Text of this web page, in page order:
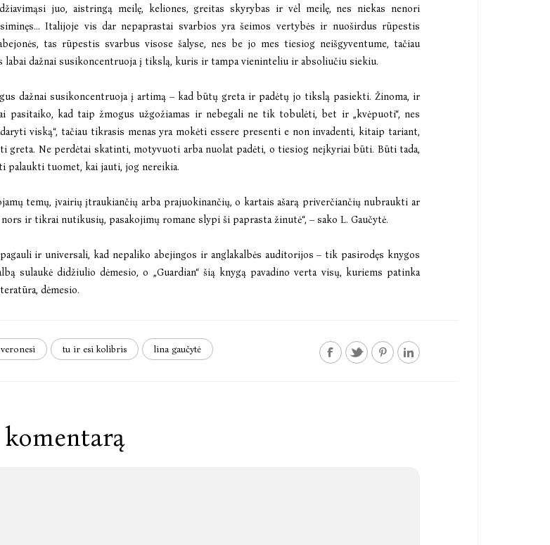
juo, aistringą meilę, keliones, greitas skyrybas ir vėl meilę, nes niekas nenori
Italijoje vis dar nepaprastai svarbios yra šeimos vertybės ir nuoširdus rūpestis
tas rūpestis svarbus visose šalyse, nes be jo mes tiesiog neišgyventume, tačiau
labai dažnai susikoncentruoja į tikslą, kuris ir tampa vieninteliu ir absoliučiu siekiu.
dažnai susikoncentruoja į artimą – kad būtų greta ir padėtų jo tikslą pasiekti. Žinoma, ir
pasitaiko, kad taip žmogus užgožiamas ir nebegali ne tik tobulėti, bet ir „kvėpuoti“, nes
viską“, tačiau tikrasis menas yra mokėti essere presenti e non invadenti, kitaip tariant,
greta. Ne perdėtai skatinti, motyvuoti arba nuolat padėti, o tiesiog neįkyriai būti. Būti tada,
palaukti tuomet, kai jauti, jog nereikia.
temų, įvairių įtraukiančių arba prajuokinančių, o kartais ašarą priverčiančių nubraukti ar
ir tikrai nutikusių, pasakojimų romane slypi ši paprasta žinutė“, – sako L. Gaučytė.
ir universali, kad nepaliko abejingos ir anglakalbės auditorijos – tik pasirodęs knygos
sulaukė didžiulio dėmesio, o „Guardian“ šią knygą pavadino verta visų, kuriems patinka
dėmesio.
tu ir esi kolibris lina gaučytė